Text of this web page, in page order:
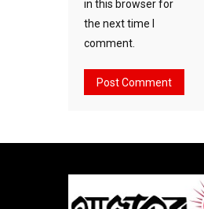
in this browser for
the next time I
comment.